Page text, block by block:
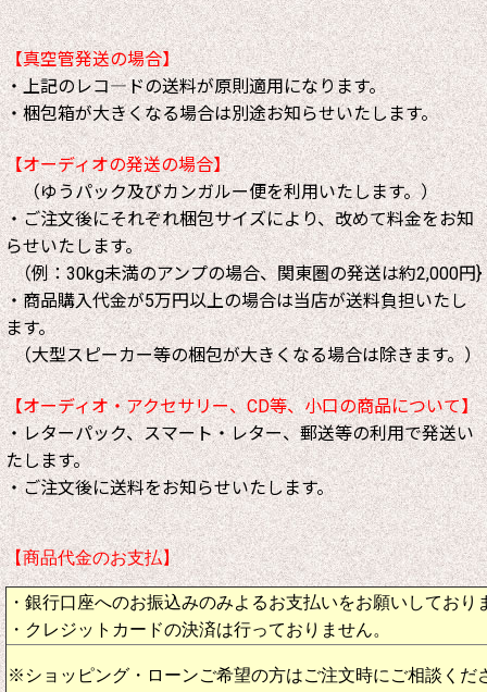
【真空管発送の場合】
・上記のレコ―ドの送料が原則適用になります。
・梱包箱が大きくなる場合は別途お知らせいたします。
【オーディオの発送の場合】
（ゆうパック及びカンガルー便を利用いたします。）
・ご注文後にそれぞれ梱包サイズにより、改めて料金をお知
らせいたします。
（例：30kg未満のアンプの場合、関東圏の発送は約2,000円}
・商品購入代金が5万円以上の場合は当店が送料負担いたし
ます。
（大型スピーカー等の梱包が大きくなる場合は除きます。）
【オーディオ・アクセサリー、CD等、小口の商品について】
・レターパック、スマート・レター、郵送等の利用で発送い
たします。
・ご注文後に送料をお知らせいたします。
【商品代金のお支払】
・銀行口座へのお振込みのみよるお支払いをお願いしており
・クレジットカードの決済は行っておりません。
※ショッピング・ローンご希望の方はご注文時にご相談くだ